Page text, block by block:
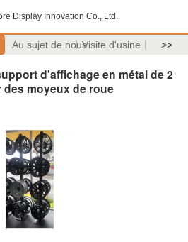
Display Innovation Co., Ltd.
Au sujet de nousVisite d'usine >>
d'affichage en métal de 2
moyeux de roue